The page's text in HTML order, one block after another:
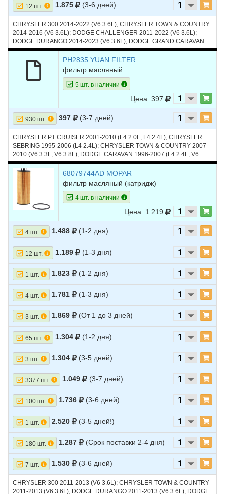
12 шт. 1.875 (3-6 дней)
CHRYSLER 300 2014-2022 (V6 3.6L); CHRYSLER TOWN & COUNTRY
2014-2016 (V6 3.6L); DODGE CHALLENGER 2011-2022 (V6 3.6L);
DODGE DURANGO 2014-2023 (V6 3.6L); DODGE GRAND CARAVAN
2014-2020 (V6 3.6L); DODGE JOURNEY 2014-2019 (V6 3.6L); JEEP
GRAND CHEROKEE 2014-2023 (V6 3.6L); JEEP WRANGLER 2014-
2023 (V6 3.6L); RAM 1500 2013-2023 (V6 3.6L)
PH2835 YUAN FILTER
фильтр масляный
5 шт. в наличии
Цена: 397
930 шт. 397 (3-7 дней)
CHRYSLER PT CRUISER 2001-2010 (L4 2.0L, L4 2.4L); CHRYSLER
SEBRING 1995-2006 (L4 2.4L); CHRYSLER TOWN & COUNTRY 2007-
2010 (V6 3.3L, V6 3.8L); DODGE CARAVAN 1996-2007 (L4 2.4L, V6
3.3L); DODGE NEON 1995-2005 (L4 2.0L); DODGE STRATUS 1995-
2006 (L4 2.4L, L4 2.4L TURBO); FORD ESCAPE 2005-2016 (L4 2.3L, L4
2.5L); FORD FOCUS 2004-2007 (L4 2.0L, L4 2.3L); JEEP LIBERTY
2002-2005 (L4 2.4L); JEEP WRANGLER 2003-2011 (L4 2.4L, V6 3.8L);
ГАЗ VOLGA SIBER 2008-2010 (L4 2.4L)
68079744AD MOPAR
фильтр масляный (катридж)
4 шт. в наличии
Цена: 1.219
4 шт. 1.488 (1-2 дня)
12 шт. 1.189 (1-3 дня)
1 шт. 1.823 (1-2 дня)
4 шт. 1.781 (1-3 дня)
3 шт. 1.869 (От 1 до 3 дней)
65 шт. 1.304 (1-2 дня)
3 шт. 1.304 (3-5 дней)
3377 шт. 1.049 (3-7 дней)
100 шт. 1.736 (3-6 дней)
1 шт. 2.520 (3-5 дней!)
180 шт. 1.287 (Срок поставки 2-4 дня)
7 шт. 1.530 (3-6 дней)
CHRYSLER 300 2011-2013 (V6 3.6L); CHRYSLER TOWN & COUNTRY
2011-2013 (V6 3.6L); DODGE DURANGO 2011-2013 (V6 3.6L); DODGE